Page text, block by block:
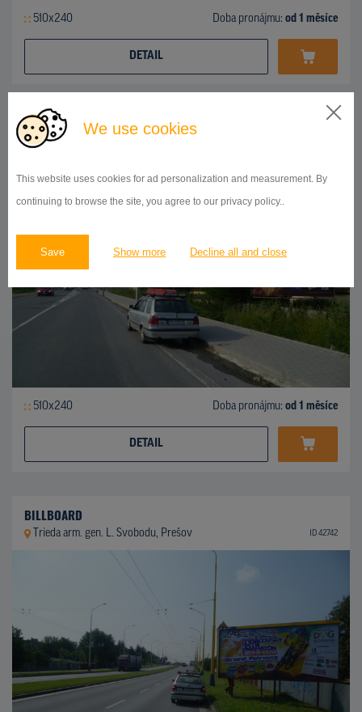
We use cookies
This website uses cookies for ad personalization and measurement. By
continuing to browse the site, you agree to our privacy policy..
Save Show more Decline all and close
510x240 Doba pronájmu: od 1 měsíce
DETAIL
BILLBOARD
ul.Košická, Prešov
510x240 Doba pronájmu: od 1 měsíce
DETAIL
BILLBOARD
Trieda arm. gen. L. Svobodu, Prešov ID 42742